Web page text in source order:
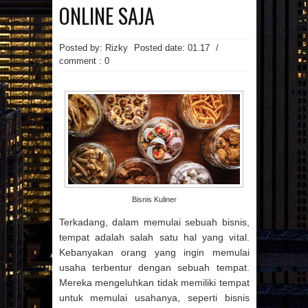
MANFAAT MAJU
MINUMAN
OTOMOTIF
PEMBANGUNAN
PENDIDIKAN
PERCETAKAN
PRAGNANCY
PROPERTI
REVIEW
SMARTPHONE
SNAPPY
SPA
SPORTS
TECHNOLOGY
TEKNOLOGI
TIPS
TRAVEL
TREVEL
UMUM
UNIVERSITAS
VIDEO
WANITA WISATA
Arsip Blog
► 2026 (7) ► 2025
(22) ►
(123)
DESEMBER
► NOVEMBER (10)
► OKTOBER (6)
► 2018 (135) ► 2017 (86)
► 2016 (107) ► 2015 (50)
ONLINE SAJA
Posted by: Rizky Posted date: 01.17
/
comment : 0
Bisnis Kuliner
Terkadang, dalam memulai sebuah bisnis,
tempat adalah salah satu hal yang vital.
Kebanyakan orang yang ingin memulai
usaha terbentur dengan sebuah tempat.
Mereka mengeluhkan tidak memiliki tempat
untuk memulai usahanya, seperti bisnis